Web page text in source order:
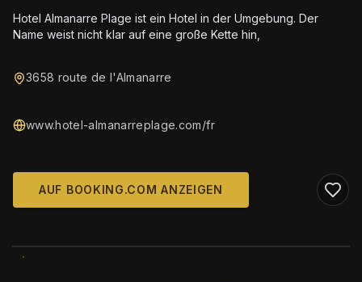
Hotel Almanarre Plage ist ein Hotel in der Umgebung. Der
Name weist nicht klar auf eine große Kette hin,
3658 route de l'Almanarre
www.hotel-almanarreplage.com/fr
AUF BOOKING.COM ANZEIGEN